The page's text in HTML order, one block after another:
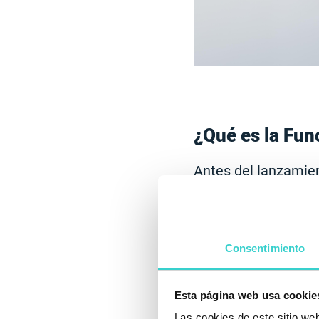
Consentimiento
Esta página web usa
¿Qué es la
Antes del
solo podía estar
ocupan espacio
información, lo
Eliminar una app
eliminan de forma
vuelve a instalar,